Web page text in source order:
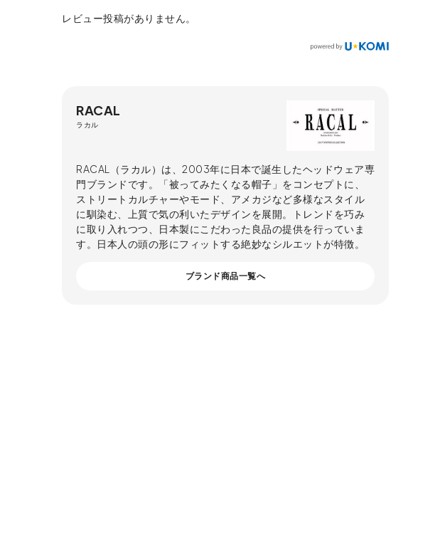
レビュー投稿がありません。
RACAL
ラカル
RACAL（ラカル）は、2003年に日本で誕生したヘッドウェア専
門ブランドです。「被ってみたくなる帽子」をコンセプトに、
ストリートカルチャーやモード、アメカジなど多様なスタイル
に馴染む、上質で気の利いたデザインを展開。トレンドを巧み
に取り入れつつ、日本製にこだわった良品の提供を行っていま
す。日本人の頭の形にフィットする絶妙なシルエットが特徴。
ブランド商品一覧へ